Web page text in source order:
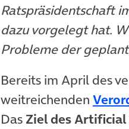
Ratspräsidentschaft
dazu vorgelegt hat.
Probleme der
Bereits im April des
weitreichenden
Das Ziel des